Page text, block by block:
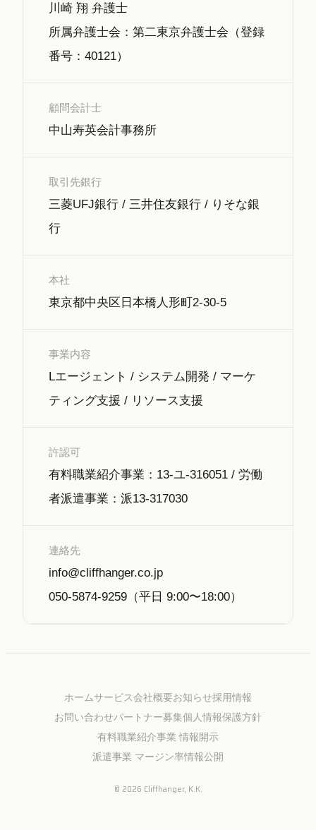
川崎 翔 弁護士
所属弁護士会：第二東京弁護士会（登録
番号：40121）
顧問会計士
中山寿英会計事務所
取引先銀行
三菱UFJ銀行 / 三井住友銀行 / りそな銀
行
本社
東京都中央区日本橋人形町2-30-5
事業内容
Lエージェント / システム開発 / マーケ
ティング支援 / リソース支援
許認可
有料職業紹介事業：13-ユ-316051 / 労働
者派遣事業：派13-317030
連絡先
info@cliffhanger.co.jp
050-5874-9259（平日 9:00〜18:00）
ホームサービス会社概要お知らせ採用情報
お問い合わせパートナー募集個人情報保護方針
有料職業紹介事業 情報開示
派遣事業 マージン率情報公開
© 2026 Cliffhanger, K.K.